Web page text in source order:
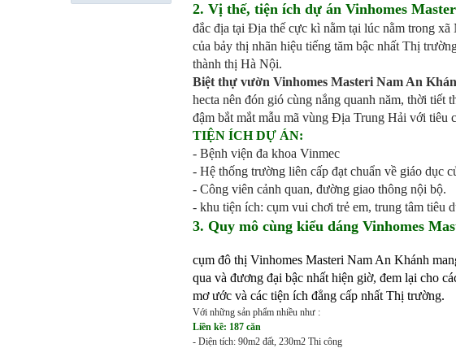
2. Vị thế, tiện ích dự án Vinhomes
đắc địa tại Địa thế cực kì nằm tại lúc nằm trong
của bảy thị nhãn hiệu tiếng tăm bậc nhất Thị
thành thị Hà Nội.
Biệt thự vườn Vinhomes Masteri Nam An
hecta nên đón gió cùng nắng quanh năm, thời
đậm bắt mắt mẫu mã vùng Địa Trung Hải với tiêu
TIỆN ÍCH DỰ ÁN:
- Bệnh viện đa khoa Vinmec
- Hệ thống trường liên cấp đạt chuẩn về giáo dục
- Công viên cảnh quan, đường giao thông nội bộ.
- khu tiện ích: cụm vui chơi trẻ em, trung tâm tiêu
3. Quy mô cùng kiểu dáng Vinhomes
cụm đô thị Vinhomes Masteri Nam An Khánh
qua và đương đại bậc nhất hiện giờ, đem lại cho
mơ ước và các tiện ích đẳng cấp nhất Thị trường.
Với những sản phẩm nhiều như :
Liền kề: 187 căn
- Diện tích: 90m2 đất, 230m2 Thi công